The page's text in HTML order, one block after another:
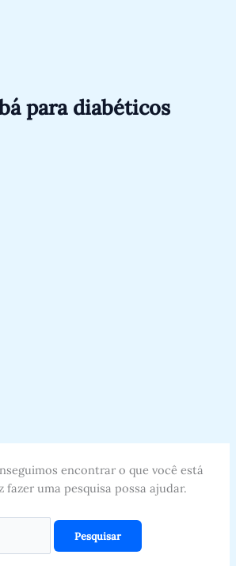
para diabéticos
encontrar o que você está
fazer uma pesquisa possa ajudar.